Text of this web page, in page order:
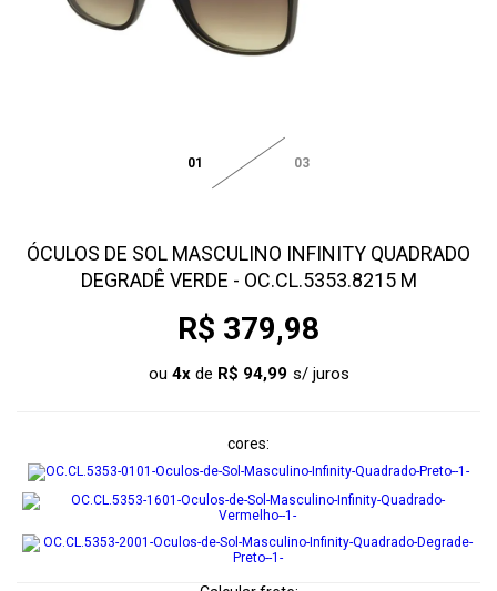
01 03
ÓCULOS DE SOL MASCULINO INFINITY QUADRADO
DEGRADÊ VERDE - OC.CL.5353.8215 M
R$ 379,98
ou 4xde R$ 94,99
cores